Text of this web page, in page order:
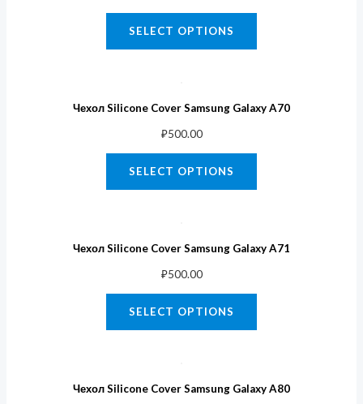
SELECT OPTIONS
Чехол Silicone Cover Samsung Galaxy A70
₽500.00
SELECT OPTIONS
Чехол Silicone Cover Samsung Galaxy A71
₽500.00
SELECT OPTIONS
Чехол Silicone Cover Samsung Galaxy A80